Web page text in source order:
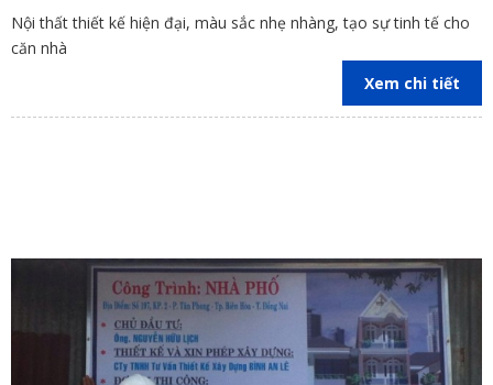
Nội thất thiết kế hiện đại, màu sắc nhẹ nhàng, tạo sự tinh tế cho
căn nhà
Xem chi tiết